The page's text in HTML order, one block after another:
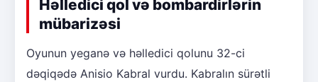
Həlledici qol və bombardirlərin
mübarizəsi
Oyunun yeganə və həlledici qolunu 32-ci
dəqiqədə Anisio Kabral vurdu. Kabralın sürətli